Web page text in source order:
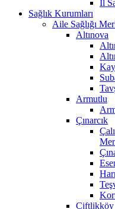
İl
Sağlık Kurumları
Aile Sağlığı
Altınova
Armutlu
Çınarcık
Çiftlikköy